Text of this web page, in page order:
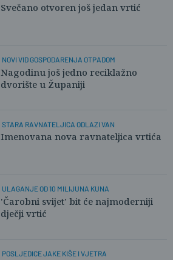
Svečano otvoren još jedan vrtić
NOVI VID GOSPODARENJA OTPADOM
Nagodinu još jedno reciklažno
dvorište u Županiji
STARA RAVNATELJICA ODLAZI VAN
Imenovana nova ravnateljica vrtića
ULAGANJE OD 10 MILIJUNA KUNA
'Čarobni svijet' bit će najmoderniji
dječji vrtić
POSLJEDICE JAKE KIŠE I VJETRA